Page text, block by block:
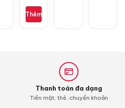
đốt
Liqui
Thêm
Thanh toán đa dạng
Tiền mặt, thẻ, chuyển khoản